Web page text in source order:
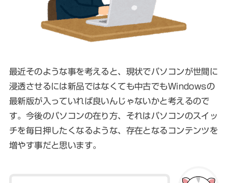
最近そのような事を考えると、現状でパソコンが世間に
浸透させるには新品ではなくても中古でもWindowsの
最新版が入っていれば良いんじゃないかと考えるので
す。今後のパソコンの在り方、それはパソコンのスイッ
チを毎日押したくなるような、存在となるコンテンツを
増やす事だと思います。